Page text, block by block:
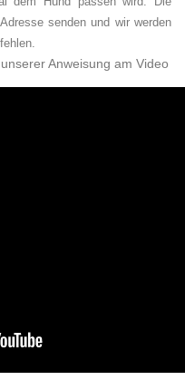
senden und wir werden
Anweisung am Video